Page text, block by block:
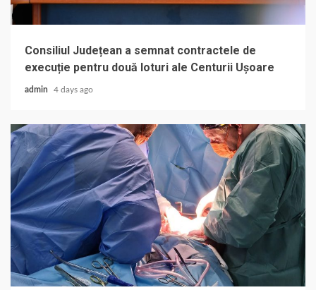
Consiliul Județean a semnat contractele de
execuție pentru două loturi ale Centurii Ușoare
admin 4 days ago